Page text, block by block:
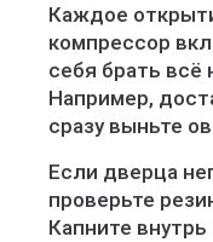
Каждое
компрессор
себя брать всё
Например,
сразу выньте
Если дверца
проверьте
Капните